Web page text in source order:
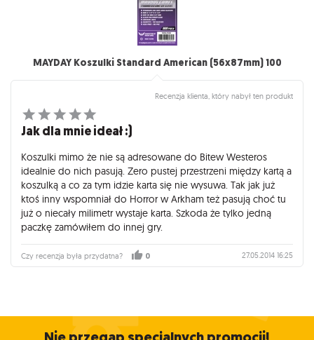
MAYDAY Koszulki Standard American (56x87mm) 100
Recenzja klienta, który nabył ten produkt
Jak dla mnie ideał :)
Koszulki mimo że nie są adresowane do Bitew Westeros
idealnie do nich pasują. Zero pustej przestrzeni między kartą a
koszulką a co za tym idzie karta się nie wysuwa. Tak jak już
ktoś inny wspomniał do Horror w Arkham też pasują choć tu
już o niecały milimetr wystaje karta. Szkoda że tylko jedną
paczkę zamówiłem do innej gry.
Czy recenzja była przydatna? 0 27.05.2014 16:25